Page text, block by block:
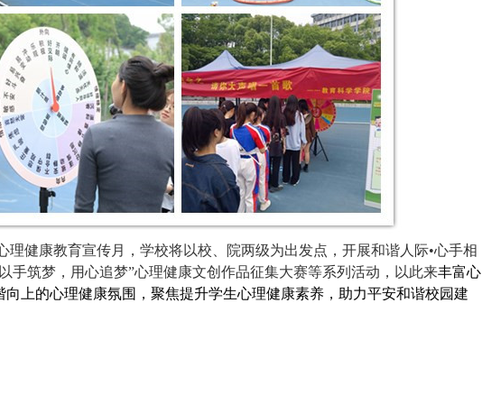
理健康教育宣传月，学校将以校、院两级为出发点，开展和谐人际•心手相
手筑梦，用心追梦”心理健康文创作品征集大赛等系列活动 ，以此来丰富心
上的心理健康氛围，聚焦提升学生心理健康素养， 助力平安和谐校园建